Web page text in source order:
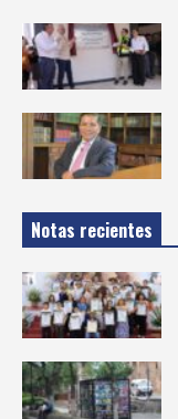
Notas recientes